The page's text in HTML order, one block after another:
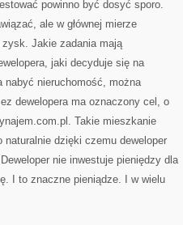
powinno być dosyć sporo.
ale w głównej mierze
Jakie zadania mają
jaki decyduje się na
nabyć nieruchomość, można
dewelopera ma oznaczony cel, o
Takie mieszkanie
dzięki czemu deweloper
nie inwestuje pieniędzy dla
I to znaczne pieniądze. I w wielu